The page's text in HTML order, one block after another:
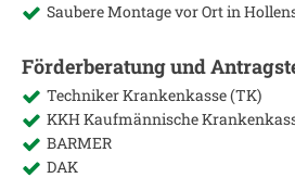
Saubere Montage vor Ort in
Förderberatung und
Techniker Krankenkasse (TK)
KKH Kaufmännische
BARMER
DAK